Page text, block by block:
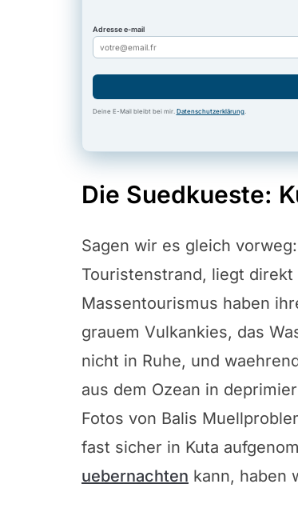
Adresse e-mail
Deine E-Mail bleibt bei mir. Datenschutzerklärung.
Die Suedkueste:
Sagen wir es gleich
Touristenstrand, liegt
Massentourismus haben
grauem Vulkankies, das
nicht in Ruhe, und
aus dem Ozean in
Fotos von Balis
fast sicher in Kuta
uebernachten kann, haben